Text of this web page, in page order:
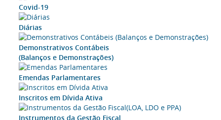
Covid-19
Diárias
Demonstrativos Contábeis
(Balanços e Demonstrações)
Emendas Parlamentares
Inscritos em Dívida Ativa
Instrumentos da Gestão Fiscal